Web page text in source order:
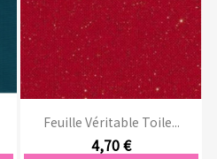
Feuille Véritable Toile...
4,70 €